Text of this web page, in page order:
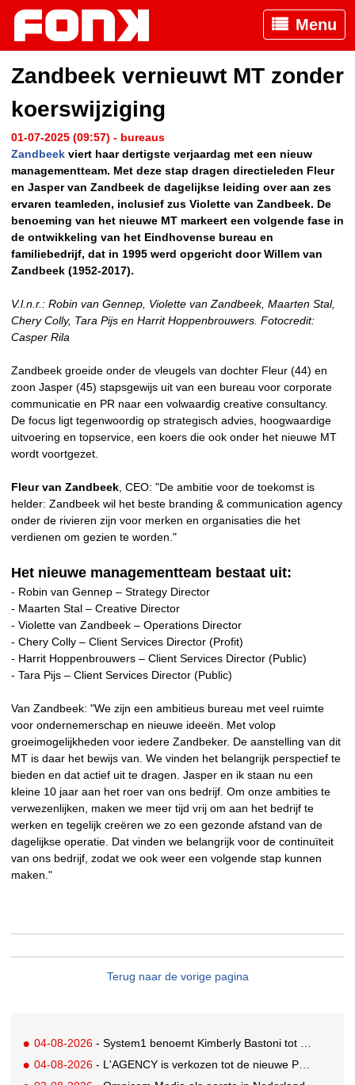
Menu
Zandbeek vernieuwt MT zonder
koerswijziging
01-07-2025 (09:57) - bureaus
Zandbeek viert haar dertigste verjaardag met een nieuw
managementteam. Met deze stap dragen directieleden Fleur
en Jasper van Zandbeek de dagelijkse leiding over aan zes
ervaren teamleden, inclusief zus Violette van Zandbeek. De
benoeming van het nieuwe MT markeert een volgende fase in
de ontwikkeling van het Eindhovense bureau en
familiebedrijf, dat in 1995 werd opgericht door Willem van
Zandbeek (1952-2017).
V.l.n.r.: Robin van Gennep, Violette van Zandbeek, Maarten Stal,
Chery Colly, Tara Pijs en Harrit Hoppenbrouwers. Fotocredit:
Casper Rila
Zandbeek groeide onder de vleugels van dochter Fleur (44) en
zoon Jasper (45) stapsgewijs uit van een bureau voor corporate
communicatie en PR naar een volwaardig creative consultancy.
De focus ligt tegenwoordig op strategisch advies, hoogwaardige
uitvoering en topservice, een koers die ook onder het nieuwe MT
wordt voortgezet.
Fleur van Zandbeek , CEO: "De ambitie voor de toekomst is
helder: Zandbeek wil het beste branding & communication agency
onder de rivieren zijn voor merken en organisaties die het
verdienen om gezien te worden."
Het nieuwe managementteam bestaat uit:
- Robin van Gennep – Strategy Director
- Maarten Stal – Creative Director
- Violette van Zandbeek – Operations Director
- Chery Colly – Client Services Director (Profit)
- Harrit Hoppenbrouwers – Client Services Director (Public)
- Tara Pijs – Client Services Director (Public)
Van Zandbeek: "We zijn een ambitieus bureau met veel ruimte
voor ondernemerschap en nieuwe ideeën. Met volop
groeimogelijkheden voor iedere Zandbeker. De aanstelling van dit
MT is daar het bewijs van. We vinden het belangrijk perspectief te
bieden en dat actief uit te dragen. Jasper en ik staan nu een
kleine 10 jaar aan het roer van ons bedrijf. Om onze ambities te
verwezenlijken, maken we meer tijd vrij om aan het bedrijf te
werken en tegelijk creëren we zo een gezonde afstand van de
dagelijkse operatie. Dat vinden we belangrijk voor de continuïteit
van ons bedrijf, zodat we ook weer een volgende stap kunnen
maken."
Terug naar de vorige pagina
04-08-2026 - System1 benoemt Kimberly Bastoni tot Gobal Chief Commercial Officer
04-08-2026 - L'AGENCY is verkozen tot de nieuwe PR-partner van KoRo